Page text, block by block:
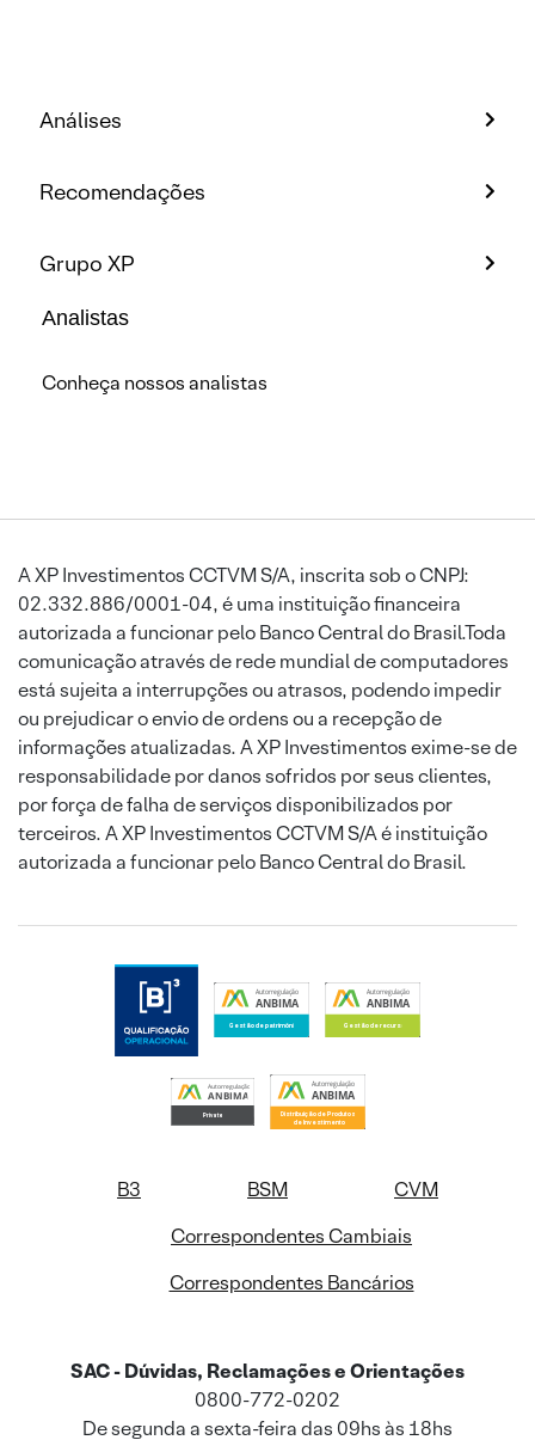
Análises
Recomendações
Grupo XP
Analistas
Conheça nossos analistas
A XP Investimentos CCTVM S/A, inscrita sob o CNPJ:
02.332.886/0001-04, é uma instituição financeira
autorizada a funcionar pelo Banco Central do Brasil.Toda
comunicação através de rede mundial de computadores
está sujeita a interrupções ou atrasos, podendo impedir
ou prejudicar o envio de ordens ou a recepção de
informações atualizadas. A XP Investimentos exime-se de
responsabilidade por danos sofridos por seus clientes,
por força de falha de serviços disponibilizados por
terceiros. A XP Investimentos CCTVM S/A é instituição
autorizada a funcionar pelo Banco Central do Brasil.
B3 BSM
CVM
Correspondentes Cambiais
Correspondentes Bancários
SAC - Dúvidas, Reclamações e Orientações
0800-772-0202
De segunda a sexta-feira das 09hs às 18hs